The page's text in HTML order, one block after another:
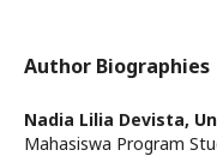
Author Biographies
Nadia Lilia Devista,
Mahasiswa Program